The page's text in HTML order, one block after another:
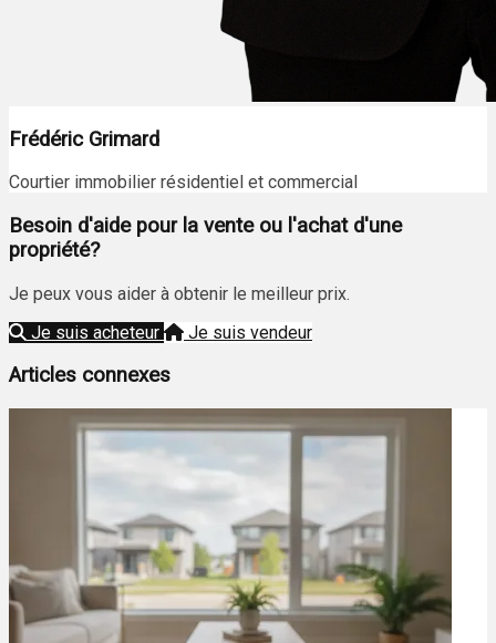
Frédéric Grimard
Courtier immobilier résidentiel et commercial
Besoin d'aide pour la vente ou l'achat d'une
propriété?
Je peux vous aider à obtenir le meilleur prix.
Je suis acheteur
Je suis vendeur
Articles connexes